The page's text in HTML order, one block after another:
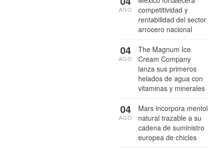
competitividad y
rentabilidad del sector
arrocero nacional
AGO
The Magnum Ice
Cream Company
lanza sus primeros
helados de agua con
vitaminas y minerales
04
AGO
Mars incorpora mentol
natural trazable a su
cadena de suministro
europea de chicles
04
AGO